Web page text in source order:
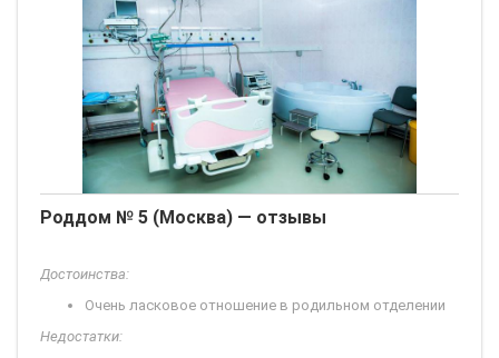
Роддом № 5 (Москва) — отзывы
Достоинства:
Очень ласковое отношение в родильном отделении
Недостатки: